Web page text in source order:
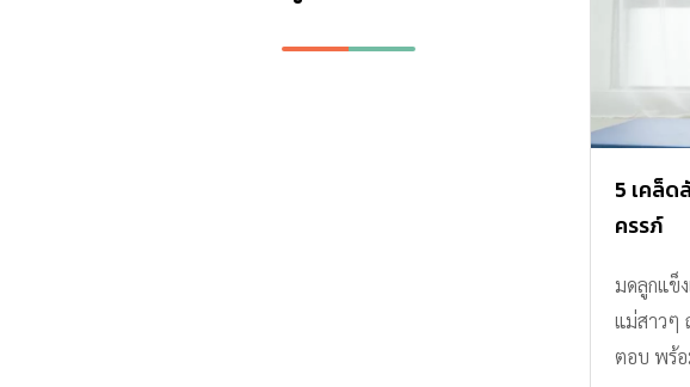
5 เคล็ด
ครรภ์
มดลูกแข็
แม่สาวๆ
ตอบ พร้อ